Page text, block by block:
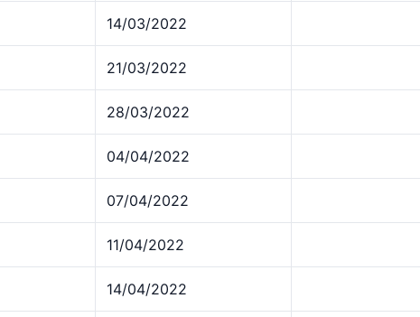
14/03/2022
21/03/2022
28/03/2022
04/04/2022
07/04/2022
11/04/2022
14/04/2022